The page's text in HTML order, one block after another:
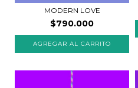
MODERN LOVE
$790.000